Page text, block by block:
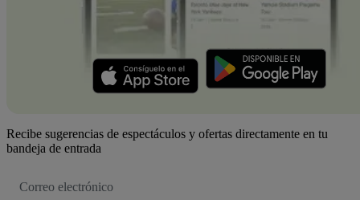
Recibe sugerencias de espectáculos y ofertas directamente en tu
bandeja de entrada
de